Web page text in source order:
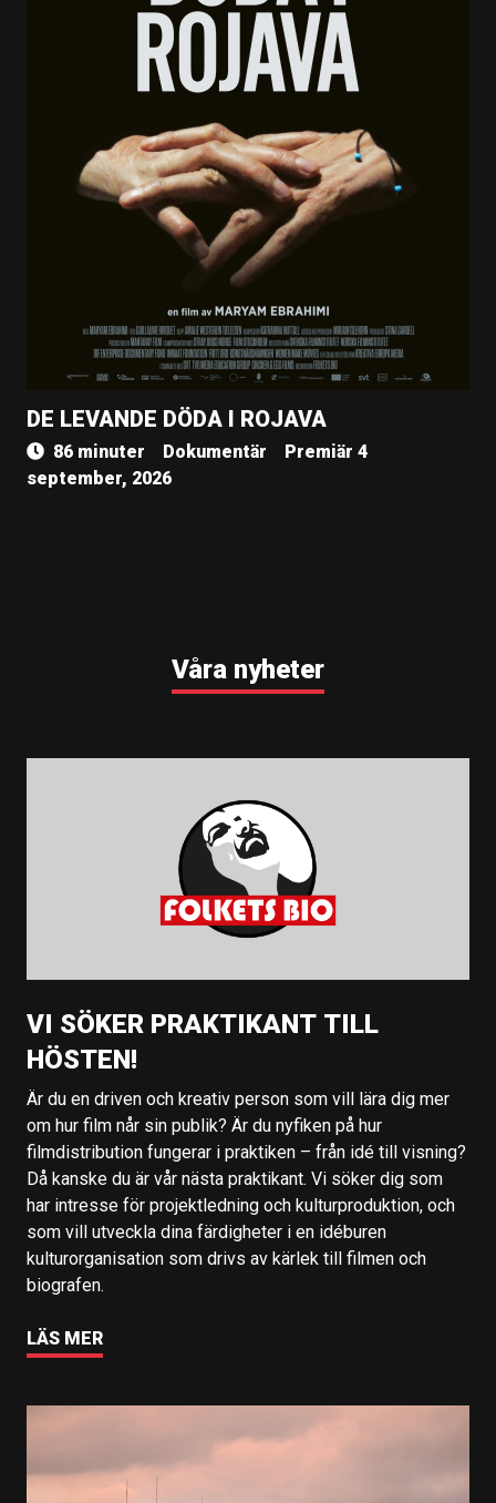
DE LEVANDE DÖDA I ROJAVA
86 minuter Dokumentär
Premiär 4
september, 2026
Våra nyheter
VI SÖKER PRAKTIKANT TILL
HÖSTEN!
Är du en driven och kreativ person som vill lära dig mer
om hur film når sin publik? Är du nyfiken på hur
filmdistribution fungerar i praktiken – från idé till visning?
Då kanske du är vår nästa praktikant. Vi söker dig som
har intresse för projektledning och kulturproduktion, och
som vill utveckla dina färdigheter i en idéburen
kulturorganisation som drivs av kärlek till filmen och
biografen.
LÄS MER